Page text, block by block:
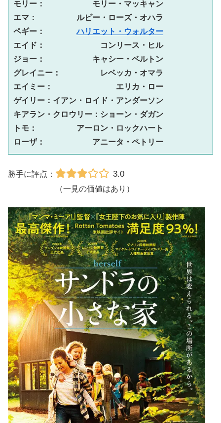
モリー：　　　　　　モリー・マッキャン
エマ：　　　　　ルビー・ローズ・オハラ
ペギー： ハリエット・ウォルター
エイド：　　　　　　　コンリース・ヒル
ジョー：　　　　　　キャシー・ベルトン
グレイニー：　　　　　レベッカ・オマラ
エイミー：　　　　　　　　エリカ・ロー
ゲイリー：イアン・ロイド・アンダーソン
キアラン・クロウリー：ショーン・ダガン
トモ：　　　　　アーロン・ロックハート
ローザ：　　　　　　アニータ・ペトリー
勝手に評点： 3.0
（一見の価値はあり）